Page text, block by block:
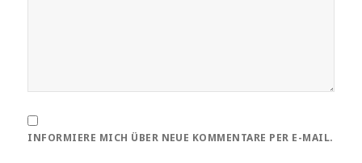
INFORMIERE MICH ÜBER NEUE KOMMENTARE PER E-MAIL.